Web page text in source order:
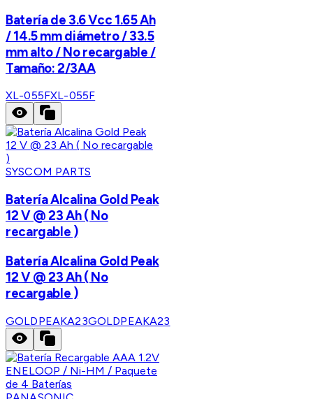
Batería de 3.6 Vcc 1.65 Ah
/ 14.5 mm diámetro / 33.5
mm alto / No recargable /
Tamaño: 2/3AA
XL-055FXL-055F
SYSCOM PARTS
Batería Alcalina Gold Peak
12 V @ 23 Ah ( No
recargable )
Batería Alcalina Gold Peak
12 V @ 23 Ah ( No
recargable )
GOLDPEAKA23GOLDPEAKA23